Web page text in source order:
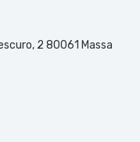
2 80061 Massa